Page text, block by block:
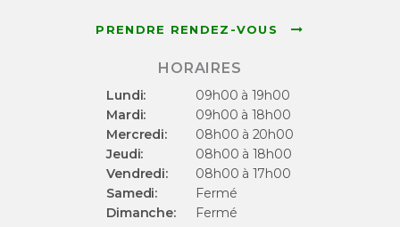
PRENDRE RENDEZ-VOUS
HORAIRES
Lundi:
09h00 à 19h00
Mardi:
09h00 à 18h00
Mercredi:
08h00 à 20h00
Jeudi:
08h00 à 18h00
Vendredi:
08h00 à 17h00
Samedi:
Fermé
Dimanche:
Fermé